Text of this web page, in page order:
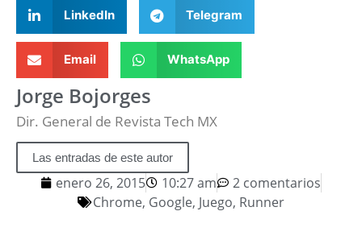
LinkedIn Telegram
Email WhatsApp
Jorge Bojorges
Dir. General de Revista Tech MX
Las entradas de este autor
enero 26, 2015 10:27 am
2 comentarios
Chrome, Google, Juego, Runner